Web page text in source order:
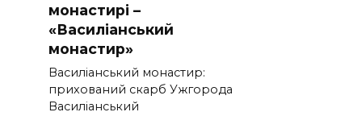
монастирі –
«Василіанський
монастир»
Василіанський монастир:
прихований скарб Ужгорода
Василіанський